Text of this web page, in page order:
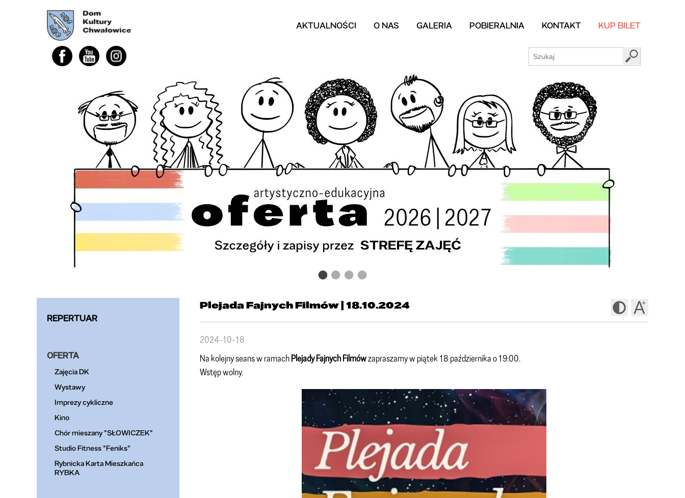
AKTUALNOŚCI O NAS GALERIA POBIERALNIA KONTAKT KUP BILET
REPERTUAR
OFERTA
Zajęcia DK
Wystawy
Imprezy cykliczne
Kino
Chór mieszany "SŁOWICZEK"
Studio Fitness "Feniks"
Rybnicka Karta Mieszkańca
RYBKA
Plejada Fajnych Filmów | 18.10.2024
2024-10-18
Na kolejny seans w ramachPlejady Fajnych Filmówzapraszamy w piątek 18 października o 19:00.
Wstęp wolny.